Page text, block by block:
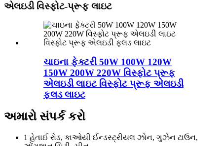
એલઇડી વિસ્ફોટ-પ્રૂફ લાઇટ
ચાઇના ફેક્ટરી 50W 100W 120W
150W 200W 220W વિસ્ફોટ પ્રૂફ
એલઇડી લાઇટ વિસ્ફોટ પ્રૂફ એલઇડી
ફ્લડ લાઇટ
અમારો સંપર્ક કરો
1 હેતાઈ રોડ, કાઓયી ઈન્ડસ્ટ્રીયલ ઝોન, ગુઝેન ટાઉન,